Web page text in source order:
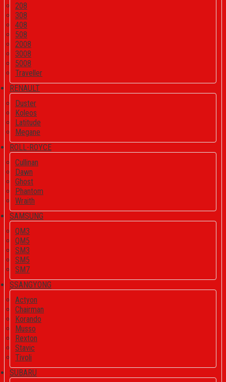
208
308
408
508
2008
3008
5008
Traveller
RENAULT
Duster
Koleos
Latitude
Megane
ROLL-ROYCE
Cullinan
Dawn
Ghost
Phantom
Wraith
SAMSUNG
QM3
QM5
SM3
SM5
SM7
SSANGYONG
Actyon
Chairman
Korando
Musso
Rexton
Stavic
Tivoli
SUBARU